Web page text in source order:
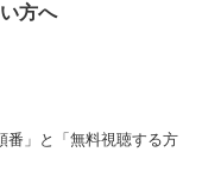
方へ
番」と「無料視聴する方